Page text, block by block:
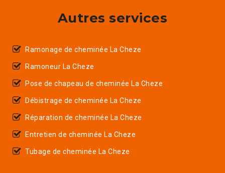
Autres services
Ramonage de cheminée La Cheze
Ramoneur La Cheze
Pose de chapeau de cheminée La Cheze
Débistrage de cheminée La Cheze
Réparation de cheminée La Cheze
Entretien de cheminée La Cheze
Tubage de cheminée La Cheze